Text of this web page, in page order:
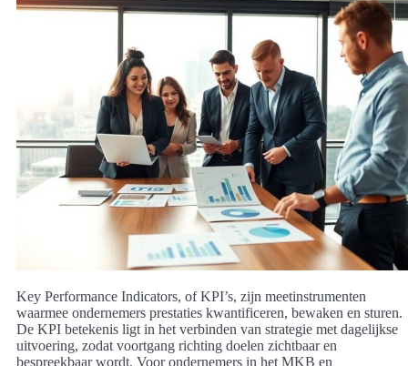
Key Performance Indicators, of KPI’s, zijn meetinstrumenten
waarmee ondernemers prestaties kwantificeren, bewaken en sturen.
De KPI betekenis ligt in het verbinden van strategie met dagelijkse
uitvoering, zodat voortgang richting doelen zichtbaar en
bespreekbaar wordt. Voor ondernemers in het MKB en